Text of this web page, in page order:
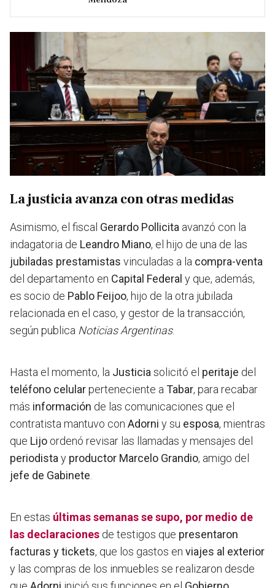
La justicia avanza con otras medidas
Asimismo, el fiscal Gerardo Pollicita avanzó con la
indagatoria de Leandro Miano, el hijo de una de las
jubiladas prestamistas vinculadas a la compra-venta
del departamento en Capital Federal y que, además,
es socio de Pablo Feijoo, hijo de la otra jubilada
relacionada en el caso, y gestor de la transacción,
según publica Noticias Argentinas.
Hasta el momento, la Justicia solicitó el peritaje del
teléfono celularperteneciente a Tabar, para recabar
más información de las comunicaciones que el
contratista mantuvo con Adorni y su esposa, mientras
que Lijo ordenó revisar las llamadas y mensajes del
periodista y productor Marcelo Grandio, amigo del
jefe de Gabinete
En estas últimas semanas se supo, por medio de
las declaraciones de testigos que presentaron
facturas y tickets, que los gastos en viajes al exterior
y las compras de los inmuebles se realizaron desde